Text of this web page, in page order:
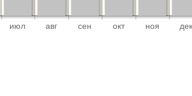
июл авг сен окт ноя дек